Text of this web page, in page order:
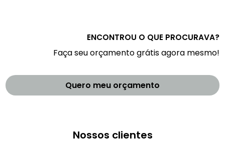
ENCONTROU O QUE PROCURAVA?
Faça seu orçamento grátis agora mesmo!
Quero meu orçamento
Nossos clientes